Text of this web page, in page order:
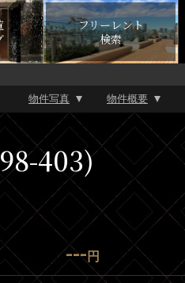
フリーレント
検索
物件写真 物件概要
403)
--- 円